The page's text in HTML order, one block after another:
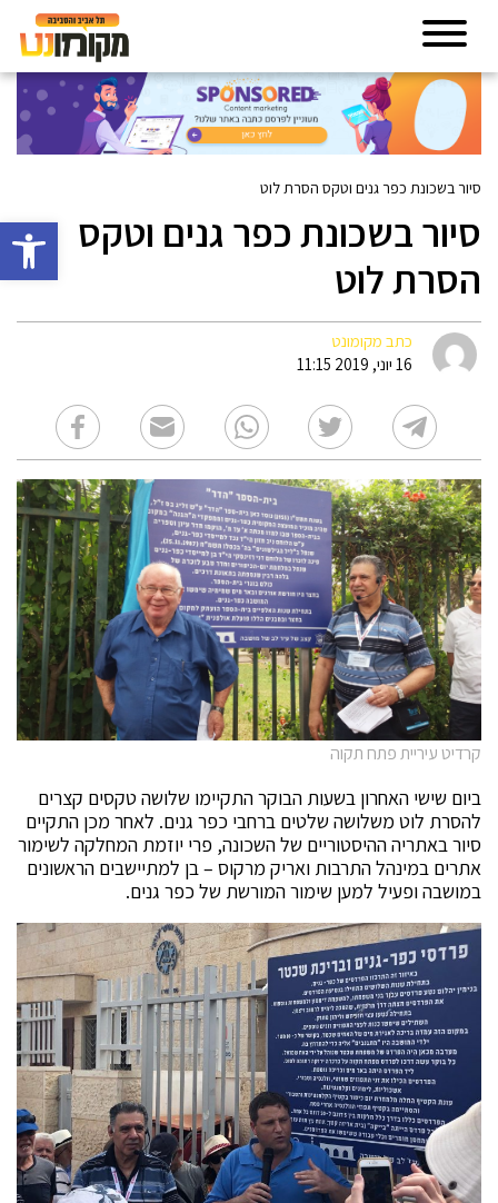
פתח
סיור בשכונת כפר גנים וטקס הסרת לוט
סיור בשכונת כפר גנים וטקס
הסרת לוט
כתב מקומונט
16 יוני, 2019 11:15
קרדיט עיריית פתח תקוה
ביום שישי האחרון בשעות הבוקר התקיימו שלושה טקסים קצרים
להסרת לוט משלושה שלטים ברחבי כפר גנים. לאחר מכן התקיים
סיור באתריה ההיסטוריים של השכונה, פרי יוזמת המחלקה לשימור
אתרים במינהל התרבות ואריק מרקוס – בן למתיישבים הראשונים
במושבה ופעיל למען שימור המורשת של כפר גנים.